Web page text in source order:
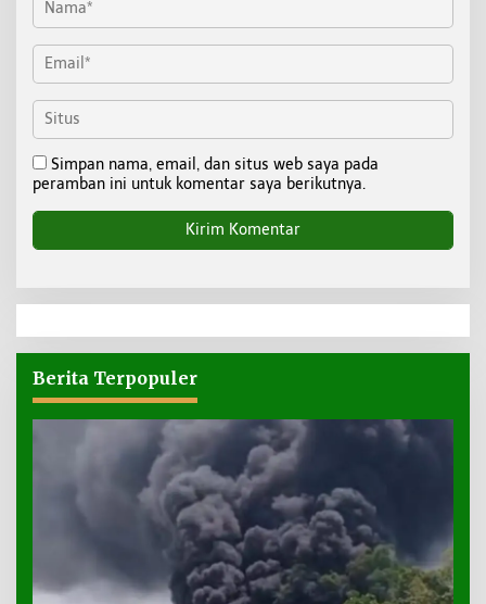
Simpan nama, email, dan situs web saya pada
peramban ini untuk komentar saya berikutnya.
Berita Terpopuler